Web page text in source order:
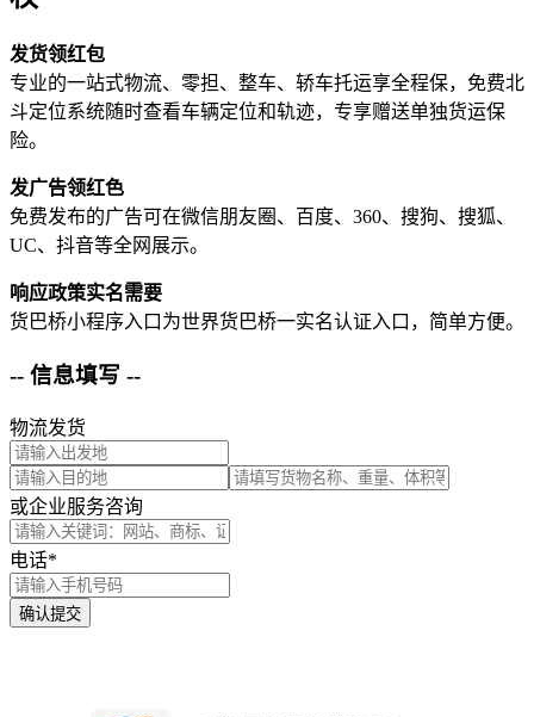
发货领红包
专业的一站式物流、零担、整车、轿车托运享全程保，免费北
斗定位系统随时查看车辆定位和轨迹，专享赠送单独货运保
险。
发广告领红色
免费发布的广告可在微信朋友圈、百度、360、搜狗、搜狐、
UC、抖音等全网展示。
响应政策实名需要
货巴桥小程序入口为世界货巴桥一实名认证入口，简单方便。
-- 信息填写 --
物流发货
或企业服务咨询
电话*
确认提交